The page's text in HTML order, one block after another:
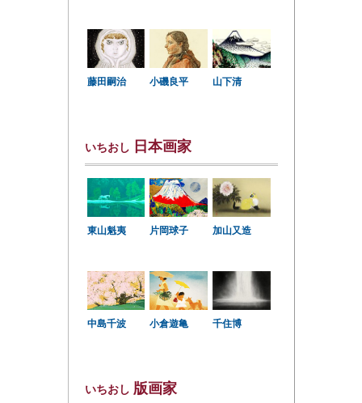
藤田嗣治 小磯良平 山下清
いちおし 日本画家
東山魁夷 片岡球子 加山又造
中島千波 小倉遊亀 千住博
いちおし 版画家